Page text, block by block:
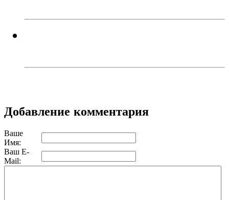
Добавление комментария
Ваше
Имя:
Ваш E-
Mail: